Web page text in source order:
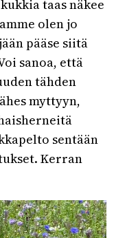
taas näkee
olen jo
pääse siitä
sanoa, että
tähden
myttyyn,
sentään
Kerran